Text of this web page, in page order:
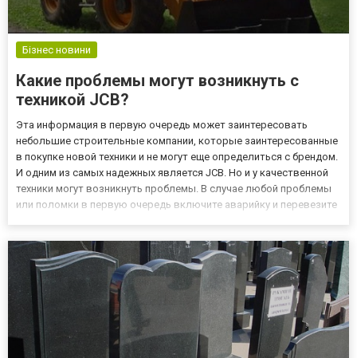
Бізнес новини
Какие проблемы могут возникнуть с
техникой JCB?
Эта информация в первую очередь может заинтересовать
небольшие строительные компании, которые заинтересованные
в покупке новой техники и не могут еще определиться с брендом.
И одним из самых надежных является JCB. Но и у качественной
техники могут возникнуть проблемы. В случае любой проблемы
или поломки в первую очередь включите аварийку и перевезите